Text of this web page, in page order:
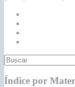
Índice por